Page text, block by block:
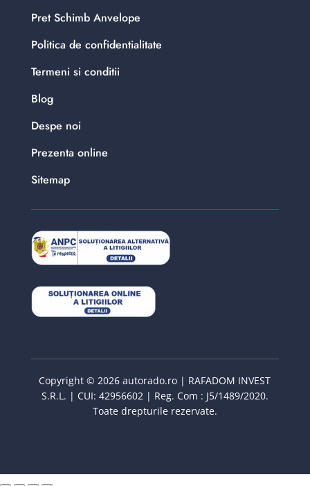
Pret Schimb Anvelope
Politica de confidentialitate
Termeni si conditii
Blog
Despe noi
Prezenta online
Sitemap
Copyright © 2026 autorado.ro | RAFADOM INVEST
S.R.L. | CUI: 42956602 | Reg. Com : J5/1489/2020.
Toate drepturile rezervate.